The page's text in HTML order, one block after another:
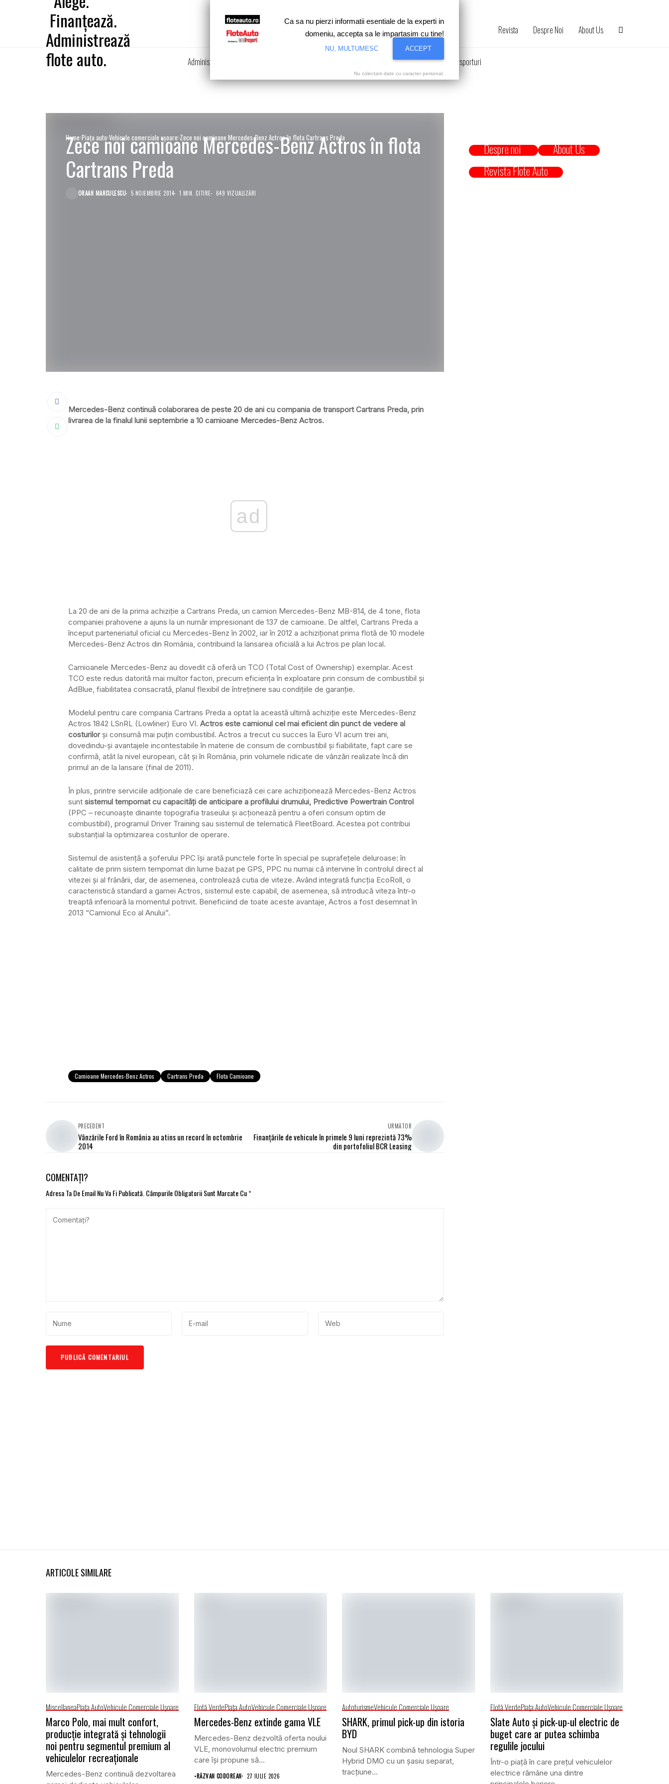
Revista Despre Noi About Us
Administrare Flote Interviuri Transporturi
Home Piaţa auto Vehicule comerciale uşoare Zece noi camioane Mercedes-Benz Actros în flota Cartrans Preda
Zece noi camioane Mercedes-Benz Actros în flota
Cartrans Preda
ORAAN MARCULESCU 5 NOIEMBRIE 2014 1 MIN. CITIRE 649 VIZUALIZĂRI
Mercedes-Benz continuă colaborarea de peste 20 de ani cu compania de transport Cartrans Preda, prin
livrarea de la finalul lunii septembrie a 10 camioane Mercedes-Benz Actros.
ad
La 20 de ani de la prima achiziție a Cartrans Preda, un camion Mercedes-Benz MB-814, de 4 tone, flota
companiei prahovene a ajuns la un număr impresionant de 137 de camioane. De altfel, Cartrans Preda a
început parteneriatul oficial cu Mercedes-Benz în 2002, iar în 2012 a achiziționat prima flotă de 10 modele
Mercedes-Benz Actros din România, contribuind la lansarea oficială a lui Actros pe plan local.
Camioanele Mercedes-Benz au dovedit că oferă un TCO (Total Cost of Ownership) exemplar. Acest
TCO este redus datorită mai multor factori, precum eficiența în exploatare prin consum de combustibil și
AdBlue, fiabilitatea consacrată, planul flexibil de întreţinere sau condiţiile de garanţie.
Modelul pentru care compania Cartrans Preda a optat la această ultimă achiziţie este Mercedes-Benz
Actros 1842 LSnRL (Lowliner) Euro VI. Actros este camionul cel mai eficient din punct de vedere al
costurilorși consumă mai puțin combustibil. Actros a trecut cu succes la Euro VI acum trei ani,
dovedindu-şi avantajele incontestabile în materie de consum de combustibil și fiabilitate, fapt care se
confirmă, atât la nivel european, cât și în România, prin volumele ridicate de vânzări realizate încă din
primul an de la lansare (final de 2011).
În plus, printre serviciile adiţionale de care beneficiază cei care achiziţionează Mercedes-Benz Actros
sunt sistemul tempomat cu capacităţi de anticipare a profilului drumului, Predictive Powertrain Control
(PPC – recunoaşte dinainte topografia traseului şi acţionează pentru a oferi consum optim de
combustibil), programul Driver Training sau sistemul de telematică FleetBoard. Acestea pot contribui
substanţial la optimizarea costurilor de operare.
Sistemul de asistenţă a şoferului PPC îşi arată punctele forte în special pe suprafeţele deluroase: în
calitate de prim sistem tempomat din lume bazat pe GPS, PPC nu numai că intervine în controlul direct al
vitezei şi al frânării, dar, de asemenea, controlează cutia de viteze. Având integrată funcţia EcoRoll, o
caracteristică standard a gamei Actros, sistemul este capabil, de asemenea, să introducă viteza într-o
treaptă inferioară la momentul potrivit. Beneficiind de toate aceste avantaje, Actros a fost desemnat în
2013 “Camionul Eco al Anului”.
Camioane Mercedes-Benz Actros Cartrans Preda Flota Camioane
PRECEDENT
Vânzările Ford în România au atins un record în octombrie
2014
URMĂTOR
Finanţările de vehicule în primele 9 luni reprezintă 73%
din portofoliul BCR Leasing
COMENTAȚI?
Adresa Ta De Email Nu Va Fi Publicată. Câmpurile Obligatorii Sunt Marcate Cu*
Despre noi
About Us
Revista Flote Auto
ARTICOLE SIMILARE
MiscellaneaPiaţa AutoVehicule Comerciale Uşoare
Marco Polo, mai mult confort,
producție integrată și tehnologii
noi pentru segmentul premium al
vehiculelor recreaționale
Mercedes-Benz continuă dezvoltarea
Flotă VerdePiaţa AutoVehicule Comerciale Uşoare
Mercedes-Benz extinde gama VLE
Mercedes-Benz dezvoltă oferta noului
VLE, monovolumul electric premium
care își propune să...
•RĂZVAN CODOREAN 27 IULIE 2026
AutoturismeVehicule Comerciale Uşoare
SHARK, primul pick-up din istoria
BYD
Noul SHARK combină tehnologia Super
Hybrid DMO cu un șasiu separat,
tracțiune...
Flotă VerdePiaţa AutoVehicule Comerciale Uşoare
Slate Auto și pick-up-ul electric de
buget care ar putea schimba
regulile jocului
Într-o piață în care prețul vehiculelor
electrice rămâne una dintre
Ca sa nu pierzi informatii esentiale de la experti in
domeniu, accepta sa le impartasim cu tine!
NU, MULTUMESC ACCEPT
Nu colectam date cu caracter personal.